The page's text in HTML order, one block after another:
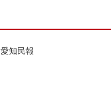
愛知民報